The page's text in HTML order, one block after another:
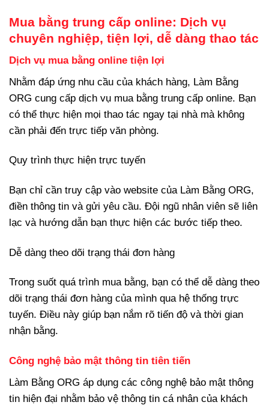
Mua bằng trung cấp online: Dịch vụ
chuyên nghiệp, tiện lợi, dễ dàng thao tác
Dịch vụ mua bằng online tiện lợi
Nhằm đáp ứng nhu cầu của khách hàng, Làm Bằng
ORG cung cấp dịch vụ mua bằng trung cấp online. Bạn
có thể thực hiện mọi thao tác ngay tại nhà mà không
cần phải đến trực tiếp văn phòng.
Quy trình thực hiện trực tuyến
Bạn chỉ cần truy cập vào website của Làm Bằng ORG,
điền thông tin và gửi yêu cầu. Đội ngũ nhân viên sẽ liên
lạc và hướng dẫn bạn thực hiện các bước tiếp theo.
Dễ dàng theo dõi trạng thái đơn hàng
Trong suốt quá trình mua bằng, bạn có thể dễ dàng theo
dõi trạng thái đơn hàng của mình qua hệ thống trực
tuyến. Điều này giúp bạn nắm rõ tiến độ và thời gian
nhận bằng.
Công nghệ bảo mật thông tin tiên tiến
Làm Bằng ORG áp dụng các công nghệ bảo mật thông
tin hiện đại nhằm bảo vệ thông tin cá nhân của khách